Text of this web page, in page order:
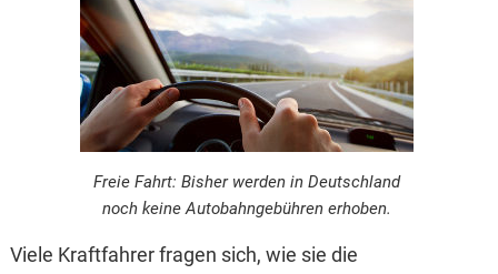
Freie Fahrt: Bisher werden in Deutschland
noch keine Autobahngebühren erhoben.
Viele Kraftfahrer fragen sich, wie sie die